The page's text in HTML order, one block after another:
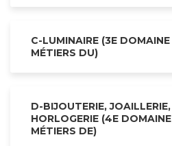
C-LUMINAIRE (3E DOMAINE
MÉTIERS DU)
D-BIJOUTERIE, JOAILLERIE,
HORLOGERIE (4E
MÉTIERS DE)